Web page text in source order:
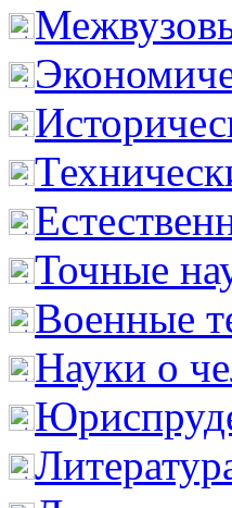
Точные
Военные
Науки о